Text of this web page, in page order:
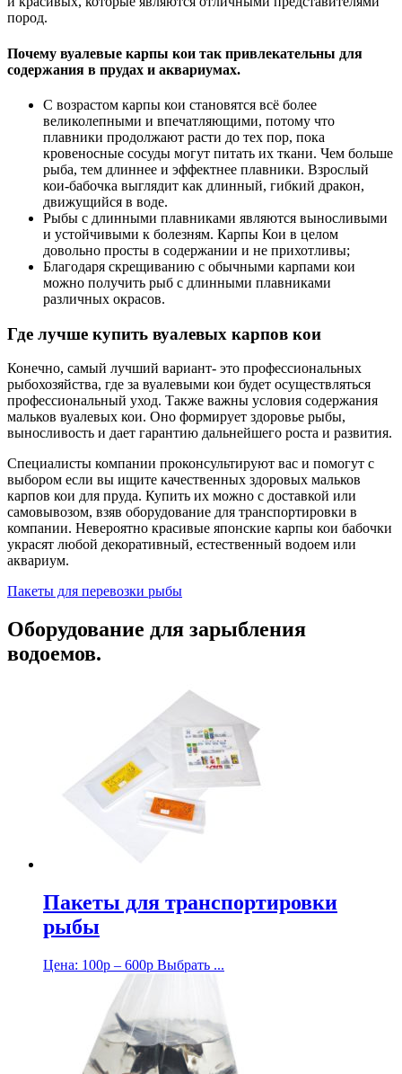
пород.
Почему вуалевые карпы кои так привлекательны для
содержания в прудах и аквариумах.
С возрастом карпы кои становятся всё более
великолепными и впечатляющими, потому что
плавники продолжают расти до тех пор, пока
кровеносные сосуды могут питать их ткани. Чем больше
рыба, тем длиннее и эффектнее плавники. Взрослый
кои-бабочка выглядит как длинный, гибкий дракон,
движущийся в воде.
Рыбы с длинными плавниками являются выносливыми
и устойчивыми к болезням. Карпы Кои в целом
довольно просты в содержании и не прихотливы;
Благодаря скрещиванию с обычными карпами кои
можно получить рыб с длинными плавниками
различных окрасов.
Где лучше купить вуалевых карпов кои
Конечно, самый лучший вариант- это профессиональных
рыбохозяйства, где за вуалевыми кои будет осуществляться
профессиональный уход. Также важны условия содержания
мальков вуалевых кои. Оно формирует здоровье рыбы,
выносливость и дает гарантию дальнейшего роста и развития.
Специалисты компании проконсультируют вас и помогут с
выбором если вы ищите качественных здоровых мальков
карпов кои для пруда. Купить их можно с доставкой или
самовывозом, взяв оборудование для транспортировки в
компании. Невероятно красивые японские карпы кои бабочки
украсят любой декоративный, естественный водоем или
аквариум.
Пакеты для перевозки рыбы
Оборудование для зарыбления
водоемов.
Пакеты для транспортировки
рыбы
Цена: 100р – 600р Выбрать ...